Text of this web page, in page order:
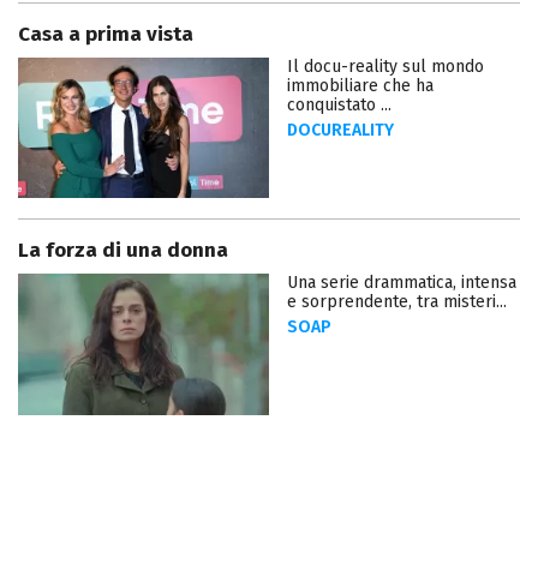
Casa a prima vista
Il docu-reality sul mondo
immobiliare che ha
conquistato ...
DOCUREALITY
La forza di una donna
Una serie drammatica, intensa
e sorprendente, tra misteri...
SOAP